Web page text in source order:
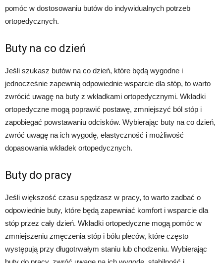
pomóc w dostosowaniu butów do indywidualnych potrzeb
ortopedycznych.
Buty na co dzień
Jeśli szukasz butów na co dzień, które będą wygodne i
jednocześnie zapewnią odpowiednie wsparcie dla stóp, to warto
zwrócić uwagę na buty z wkładkami ortopedycznymi. Wkładki
ortopedyczne mogą poprawić postawę, zmniejszyć ból stóp i
zapobiegać powstawaniu odcisków. Wybierając buty na co dzień,
zwróć uwagę na ich wygodę, elastyczność i możliwość
dopasowania wkładek ortopedycznych.
Buty do pracy
Jeśli większość czasu spędzasz w pracy, to warto zadbać o
odpowiednie buty, które będą zapewniać komfort i wsparcie dla
stóp przez cały dzień. Wkładki ortopedyczne mogą pomóc w
zmniejszeniu zmęczenia stóp i bólu pleców, które często
występują przy długotrwałym staniu lub chodzeniu. Wybierając